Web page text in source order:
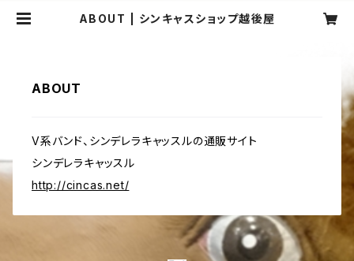
ABOUT | シンキャスショップ越後屋
ABOUT
V系バンド、シンデレラキャッスルの通販サイト
シンデレラキャッスル
http://cincas.net/